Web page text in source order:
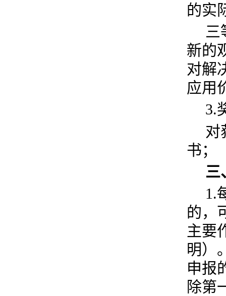
的实
三
新的
对解
应用
3.
对
书；
三
1.
的，
主要
明）
申报
除第